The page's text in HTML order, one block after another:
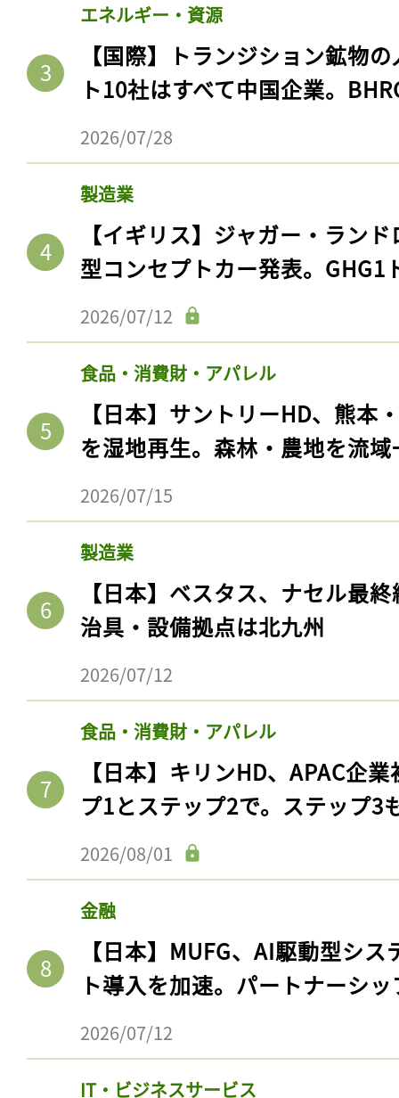
エネルギー・資源
【国際】トランジション鉱物
ト10社はすべて中国企業。
2026/07/28
製造業
【イギリス】ジャガー・ラン
型コンセプトカー発表。GHG1
2026/07/12
食品・消費財・アパレル
【日本】サントリーHD、熊本
を湿地再生。森林・農地を流
2026/07/15
製造業
【日本】ベスタス、ナセル最
治具・設備拠点は北九州
2026/07/12
食品・消費財・アパレル
【日本】キリンHD、APAC企
プ1とステップ2で。ステップ3
2026/08/01
金融
【日本】MUFG、AI駆動型シ
ト導入を加速。パートナーシ
2026/07/12
IT・ビジネスサービス